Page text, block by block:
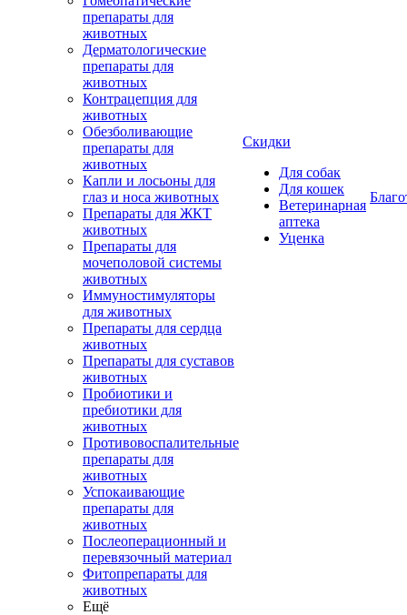
препараты для
животных
Дерматологические
препараты для
животных
Контрацепция для
животных
Обезболивающие
препараты для
животных
Капли и лосьоны для
глаз и носа животных
Препараты для ЖКТ
животных
Препараты для
мочеполовой системы
животных
Иммуностимуляторы
для животных
Препараты для сердца
животных
Препараты для суставов
животных
Пробиотики и
пребиотики для
животных
Противовоспалительные
препараты для
животных
Успокаивающие
препараты для
животных
Послеоперационный и
перевязочный материал
Фитопрепараты для
животных
Ещё
Скидки
Для собак
Для кошек
Ветеринарная
аптека
Уценка